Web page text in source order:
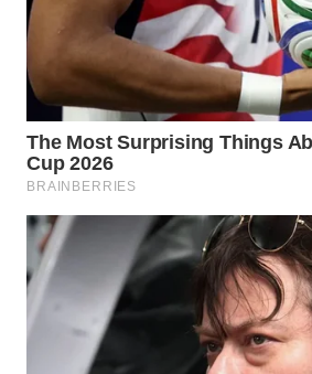
TAPANULI
UTARA
WN
SAMOSIR
WN
PADANG
LAWAS
WN
SUMEDANG